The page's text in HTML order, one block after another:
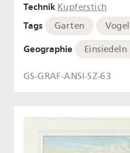
Technik Kupferstich
Tags Garten
Geographie
GS-GRAF-ANSI-SZ-63